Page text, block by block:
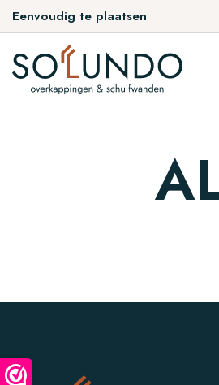
Eenvoudig te plaatsen